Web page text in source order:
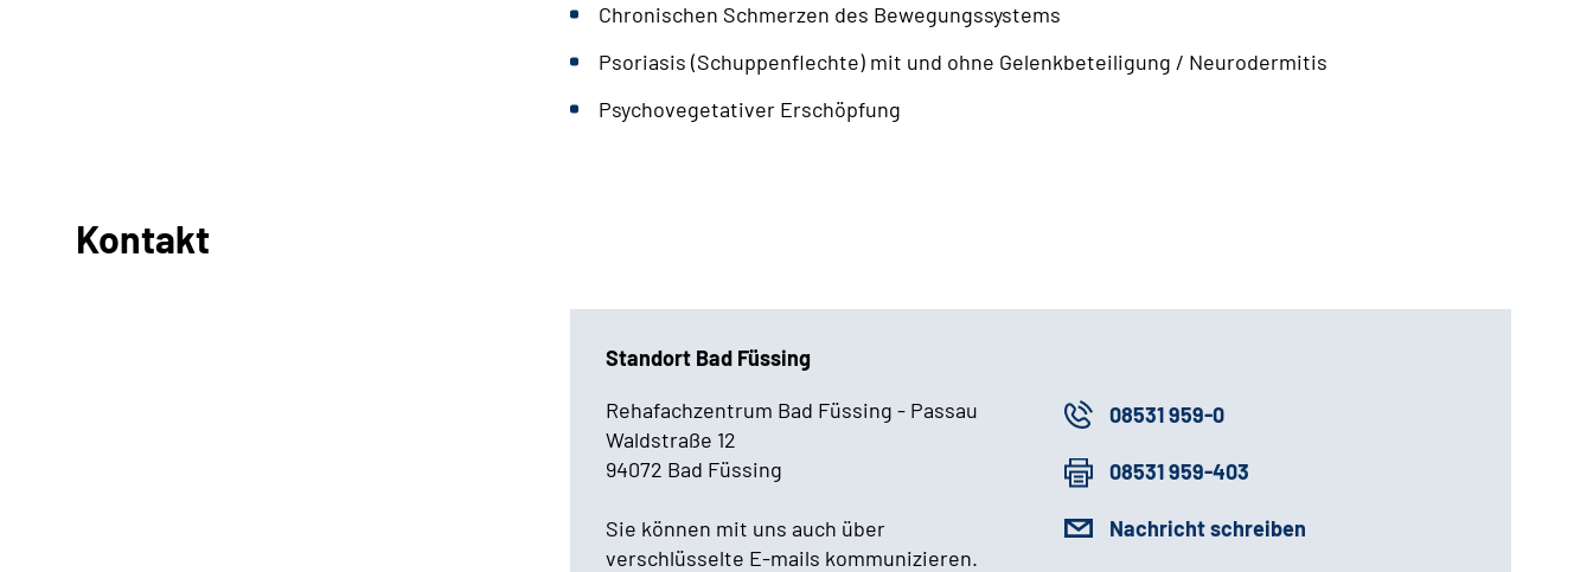
Chronischen Schmerzen des Bewegungssystems
Psoriasis (Schuppenflechte) mit und ohne Gelenkbeteiligung / Neurodermitis
Psychovegetativer Erschöpfung
Kontakt
Standort Bad Füssing
Rehafachzentrum Bad Füssing - Passau
Waldstraße 12
94072 Bad Füssing
Sie können mit uns auch über
verschlüsselte E-mails kommunizieren.
08531 959-0
08531 959-403
Nachricht schreiben